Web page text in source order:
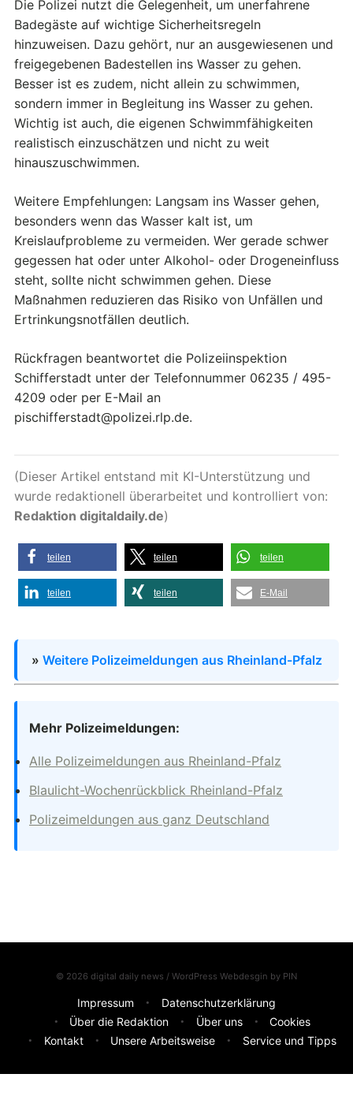
Die Polizei nutzt die Gelegenheit, um unerfahrene
Badegäste auf wichtige Sicherheitsregeln
hinzuweisen. Dazu gehört, nur an ausgewiesenen und
freigegebenen Badestellen ins Wasser zu gehen.
Besser ist es zudem, nicht allein zu schwimmen,
sondern immer in Begleitung ins Wasser zu gehen.
Wichtig ist auch, die eigenen Schwimmfähigkeiten
realistisch einzuschätzen und nicht zu weit
hinauszuschwimmen.
Weitere Empfehlungen: Langsam ins Wasser gehen,
besonders wenn das Wasser kalt ist, um
Kreislaufprobleme zu vermeiden. Wer gerade schwer
gegessen hat oder unter Alkohol- oder Drogeneinfluss
steht, sollte nicht schwimmen gehen. Diese
Maßnahmen reduzieren das Risiko von Unfällen und
Ertrinkungsnotfällen deutlich.
Rückfragen beantwortet die Polizeiinspektion
Schifferstadt unter der Telefonnummer 06235 / 495-
4209 oder per E-Mail an
pischifferstadt@polizei.rlp.de.
(Dieser Artikel entstand mit KI-Unterstützung und
wurde redaktionell überarbeitet und kontrolliert von:
Redaktion digitaldaily.de)
teilen teilen teilen
teilen teilen E-Mail
» Weitere Polizeimeldungen aus Rheinland-Pfalz
Mehr Polizeimeldungen:
Alle Polizeimeldungen aus Rheinland-Pfalz
Blaulicht-Wochenrückblick Rheinland-Pfalz
Polizeimeldungen aus ganz Deutschland
© 2026 digital daily news / WordPress Webdesgin by PIN
Impressum
Datenschutzerklärung
Über die Redaktion
Über uns
Cookies
Kontakt
Unsere Arbeitsweise Service und Tipps